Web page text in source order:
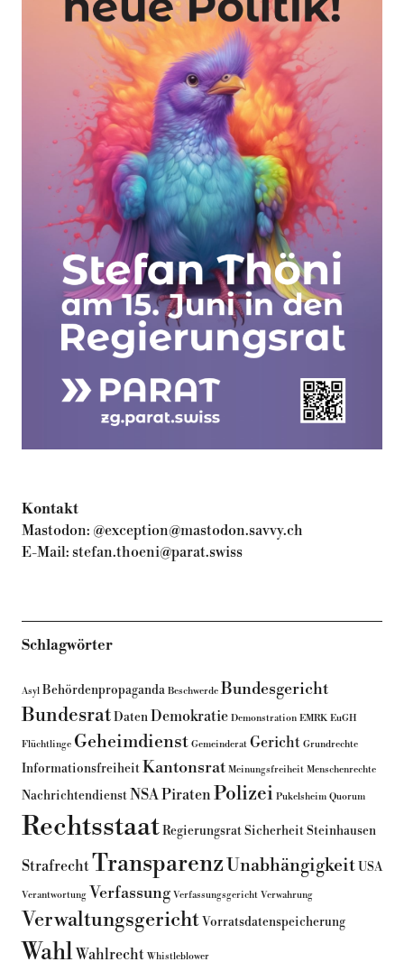
Kontakt
Mastodon: @exception@mastodon.savvy.ch
E-Mail: stefan.thoeni@parat.swiss
Schlagwörter
Asyl Behördenpropaganda Beschwerde Bundesgericht
BundesratDatenDemokratie Demonstration EMRK EuGH
Flüchtlinge Geheimdienst Gemeinderat Gericht Grundrechte
InformationsfreiheitKantonsrat Meinungsfreiheit Menschenrechte
NachrichtendienstNSAPiratenPolizei Pukelsheim Quorum
RechtsstaatRegierungsratSicherheitSteinhausen
StrafrechtTransparenzUnabhängigkeitUSA
Verantwortung Verfassung Verfassungsgericht Verwahrung
VerwaltungsgerichtVorratsdatenspeicherung
Wahl Wahlrecht Whistleblower